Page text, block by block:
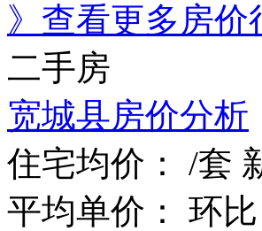
》查看更多房价
二手房
宽城县房价分析
住宅均价：
/套
平均单价：
环比